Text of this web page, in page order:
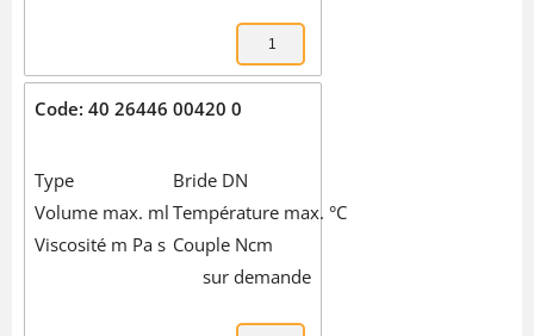
Code: 40 26446 00420 0
Type
Bride DN
Volume max. ml Température max. °C
Viscosité m Pa s Couple Ncm
sur demande